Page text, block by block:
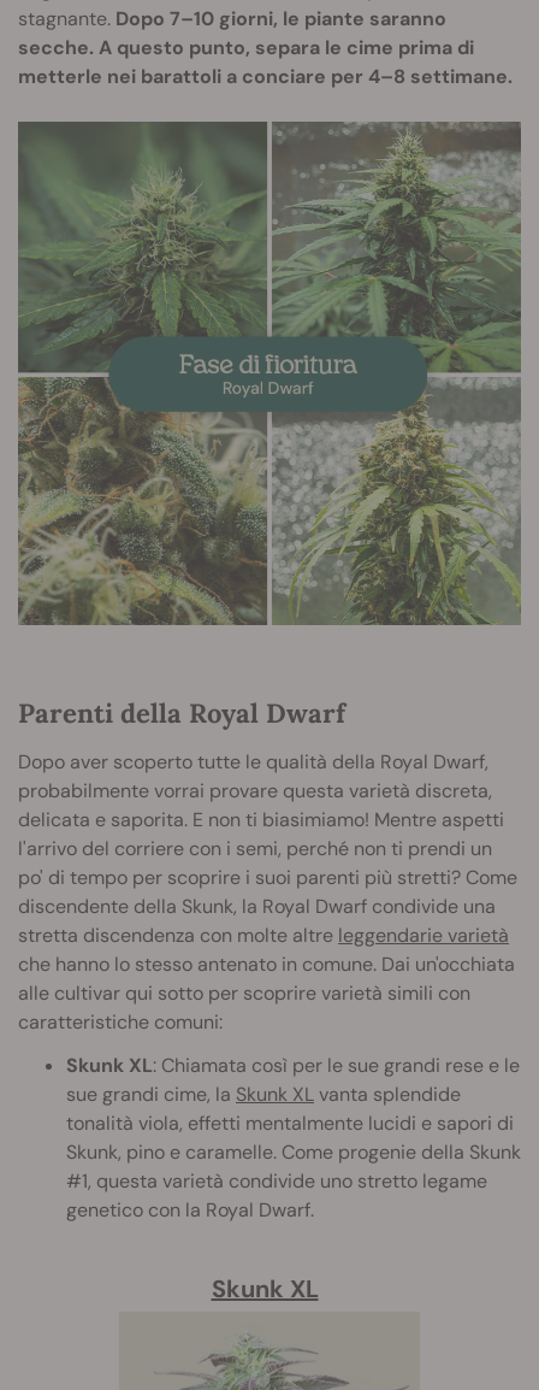
stagnante. Dopo 7–10 giorni, le piante saranno
secche. A questo punto, separa le cime prima di
metterle nei barattoli a conciare per 4–8 settimane.
Parenti della Royal Dwarf
Dopo aver scoperto tutte le qualità della Royal Dwarf,
probabilmente vorrai provare questa varietà discreta,
delicata e saporita. E non ti biasimiamo! Mentre aspetti
l'arrivo del corriere con i semi, perché non ti prendi un
po' di tempo per scoprire i suoi parenti più stretti? Come
discendente della Skunk, la Royal Dwarf condivide una
stretta discendenza con molte altre leggendarie varietà
che hanno lo stesso antenato in comune. Dai un'occhiata
alle cultivar qui sotto per scoprire varietà simili con
caratteristiche comuni:
Skunk XL: Chiamata così per le sue grandi rese e le
sue grandi cime, la Skunk XLvanta splendide
tonalità viola, effetti mentalmente lucidi e sapori di
Skunk, pino e caramelle. Come progenie della Skunk
#1, questa varietà condivide uno stretto legame
genetico con la Royal Dwarf.
Skunk XL